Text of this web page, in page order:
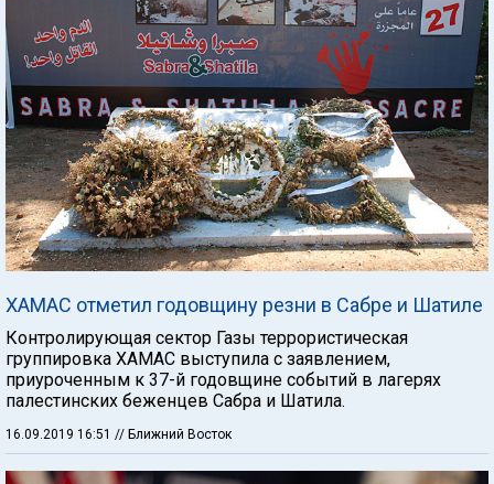
ХАМАС отметил годовщину резни в Сабре и Шатиле
Контролирующая сектор Газы террористическая
группировка ХАМАС выступила с заявлением,
приуроченным к 37-й годовщине событий в лагерях
палестинских беженцев Сабра и Шатила.
16.09.2019 16:51 // Ближний Восток